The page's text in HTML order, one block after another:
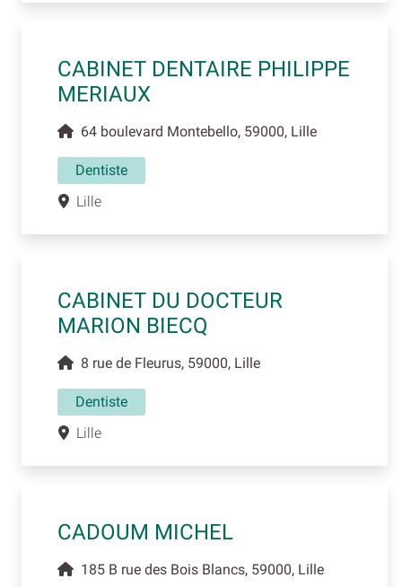
CABINET DENTAIRE PHILIPPE
MERIAUX
64 boulevard Montebello, 59000, Lille
Dentiste
Lille
CABINET DU DOCTEUR
MARION BIECQ
8 rue de Fleurus, 59000, Lille
Dentiste
Lille
CADOUM MICHEL
185 B rue des Bois Blancs, 59000, Lille